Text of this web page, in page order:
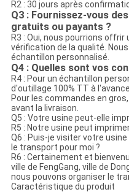
R2 : 30 jours après
Q3 : Fournissez-vous
gratuits ou payants ?
R3 : Oui, nous pourrions
vérification de la qualité.
échantillon personnalisé.
Q4 : Quelles sont vos
R4 : Pour un échantillon
d'outillage 100% TT à l'avance.
Pour les commandes en
avant la livraison.
Q5 : Votre usine peut-elle
R5 : Notre usine peut
Q6 : Puis-je visiter votre
le transport pour moi ?
R6 : Certainement et
ville de FengGang, ville de
nous pouvons organiser le
Caractéristique du produit